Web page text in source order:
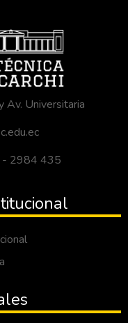
Av. Universitaria
- 2984 435